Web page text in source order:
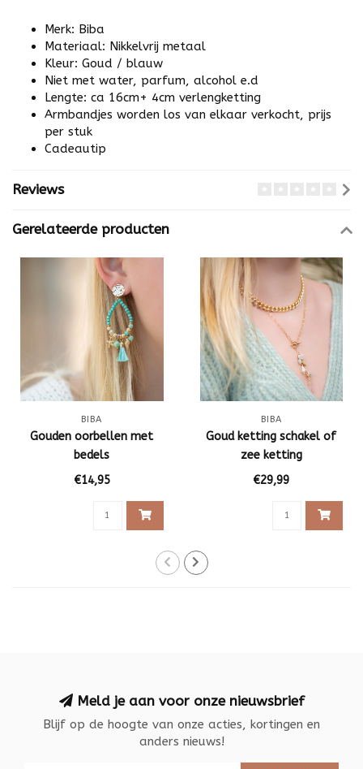
Merk: Biba
Materiaal: Nikkelvrij metaal
Kleur: Goud / blauw
Niet met water, parfum, alcohol e.d
Lengte: ca 16cm+ 4cm verlengketting
Armbandjes worden los van elkaar verkocht, prijs
per stuk
Cadeautip
Reviews
Gerelateerde producten
BIBA
Gouden oorbellen met
bedels
€14,95
BIBA
Goud ketting schakel of
zee ketting
€29,99
Meld je aan voor onze nieuwsbrief
Blijf op de hoogte van onze acties, kortingen en
anders nieuws!